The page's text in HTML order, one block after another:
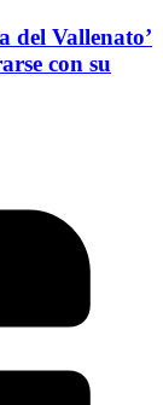
del Vallenato’
con su